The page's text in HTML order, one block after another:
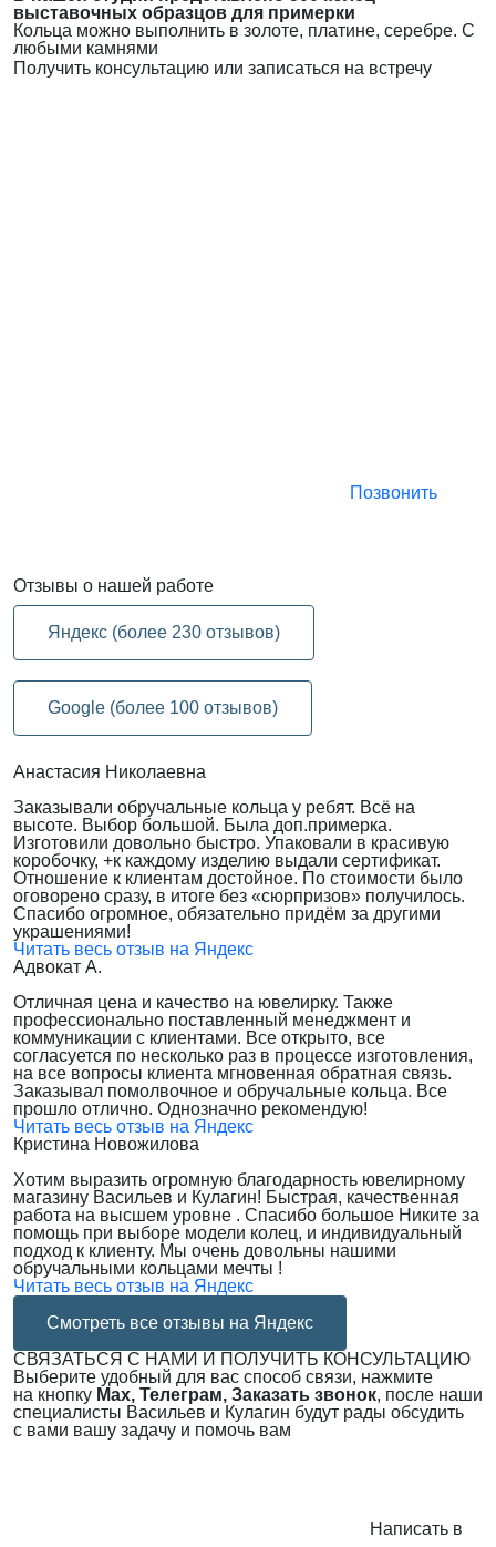
выставочных образцов для примерки
Кольца можно выполнить в золоте, платине, серебре. С
любыми камнями
Получить консультацию или записаться на встречу
Позвонить
Отзывы о нашей работе
Яндекс (более 230 отзывов)
Google (более 100 отзывов)
Анастасия Николаевна
Заказывали обручальные кольца у ребят. Всё на
высоте. Выбор большой. Была доп.примерка.
Изготовили довольно быстро. Упаковали в красивую
коробочку, +к каждому изделию выдали сертификат.
Отношение к клиентам достойное. По стоимости было
оговорено сразу, в итоге без «сюрпризов» получилось.
Спасибо огромное, обязательно придём за другими
украшениями!
Читать весь отзыв на Яндекс
Адвокат А.
Отличная цена и качество на ювелирку. Также
профессионально поставленный менеджмент и
коммуникации с клиентами. Все открыто, все
согласуется по несколько раз в процессе изготовления,
на все вопросы клиента мгновенная обратная связь.
Заказывал помолвочное и обручальные кольца. Все
прошло отлично. Однозначно рекомендую!
Читать весь отзыв на Яндекс
Кристина Новожилова
Хотим выразить огромную благодарность ювелирному
магазину Васильев и Кулагин! Быстрая, качественная
работа на высшем уровне . Спасибо большое Никите за
помощь при выборе модели колец, и индивидуальный
подход к клиенту. Мы очень довольны нашими
обручальными кольцами мечты !
Читать весь отзыв на Яндекс
Смотреть все отзывы на Яндекс
СВЯЗАТЬСЯ С НАМИ И ПОЛУЧИТЬ КОНСУЛЬТАЦИЮ
Выберите удобный для вас способ связи, нажмите
на кнопку Max, Телеграм, Заказать звонок, после наши
специалисты Васильев и Кулагин будут рады обсудить
с вами вашу задачу и помочь вам
Написать в